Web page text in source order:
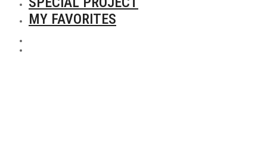
MY FAVORITES